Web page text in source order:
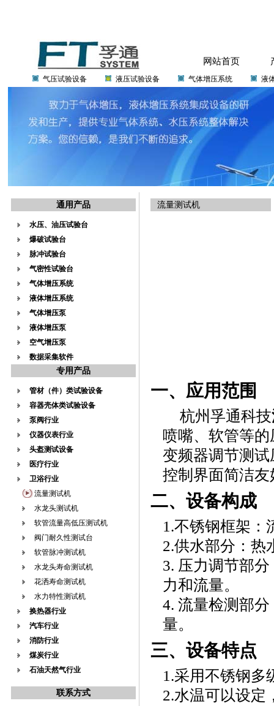
网站首页
气压试验设备 液压试验设备 气体增压系统 液
通用产品
水压、油压试验台
爆破试验台
脉冲试验台
气密性试验台
气体增压系统
液体增压系统
气体增压泵
液体增压泵
空气增压泵
数据采集软件
专用产品
管材（件）类试验设备
容器壳体类试验设备
泵阀行业
仪器仪表行业
头盔测试设备
医疗行业
卫浴行业
流量测试机
水龙头测试机
软管流量高低压测试机
阀门耐久性测试台
软管脉冲测试机
水龙头寿命测试机
花洒寿命测试机
水力特性测试机
换热器行业
汽车行业
消防行业
煤炭行业
石油天然气行业
联系方式
流量测试机
一、应用范围
杭州孚通科技
喷嘴、软管等
变频器调节测
控制界面简洁
二、设备构成
1.不锈钢框架：
2.供水部分：热
3. 压力调节部
力和流量。
4. 流量检测部
量。
三、设备特点
1.采用不锈钢多
2.水温可以设